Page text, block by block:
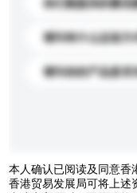
你们能提供的最优
请问有什么运送方
请问你的产品是否
本人确认已阅读及同意香
香港贸易发展局可将上述